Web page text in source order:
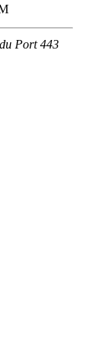
Port 443